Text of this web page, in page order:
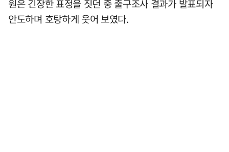
원은 긴장한 표정을 짓던 중 출구조사 결과가 발표되자
안도하며 호탕하게 웃어 보였다.